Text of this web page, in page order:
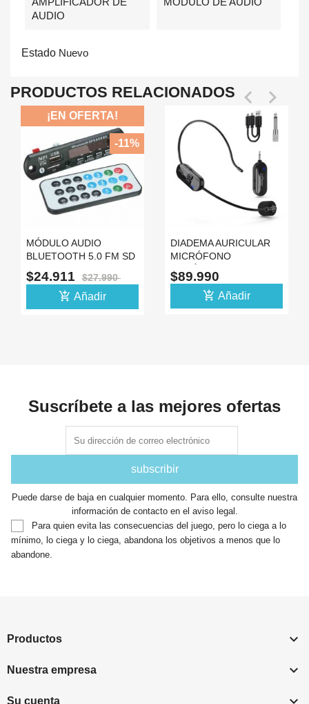
AUDIO
Estado Nuevo
PRODUCTOS RELACIONADOS  
MÓDULO AUDIO
BLUETOOTH 5.0 FM SD
USB AUX PARA
AMPLIFICADOR 7-12V
$24.911 $27.990
add_shopping_cart Añadir
¡EN OFERTA!
-11%
DIADEMA AURICULAR
MICRÓFONO
INALÁMBRICO
DOCENTE PROFESOR
$89.990
add_shopping_cart Añadir
Suscríbete a las mejores ofertas
Puede darse de baja en cualquier momento. Para ello, consulte nuestra
información de contacto en el aviso legal.
Para quien evita las consecuencias del juego, pero lo ciega a lo
mínimo, lo ciega y lo ciega, abandona los objetivos a menos que lo
abandone.
Productos 
Nuestra empresa 
Su cuenta